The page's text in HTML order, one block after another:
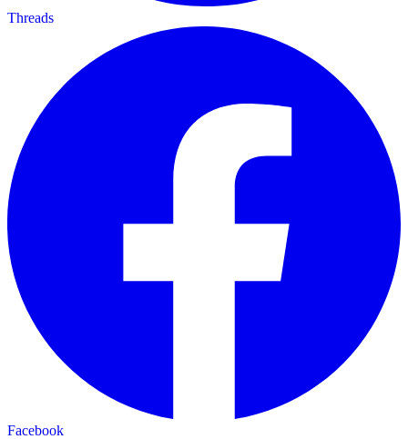
Threads
Facebook